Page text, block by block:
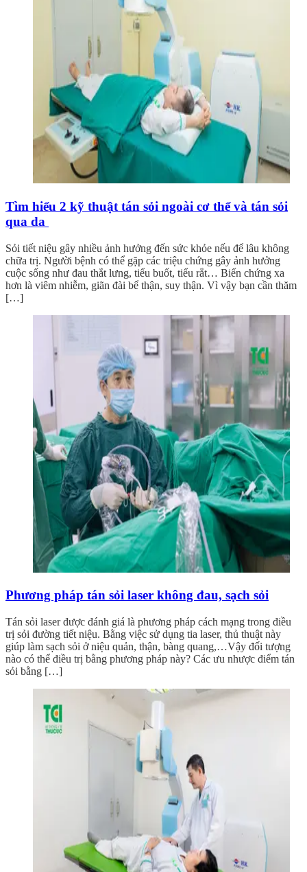
Tìm hiểu 2 kỹ thuật tán sỏi ngoài cơ thể và tán sỏi
qua da
Sỏi tiết niệu gây nhiều ảnh hưởng đến sức khỏe nếu để lâu không
chữa trị. Người bệnh có thể gặp các triệu chứng gây ảnh hưởng
cuộc sống như đau thắt lưng, tiểu buốt, tiểu rắt… Biến chứng xa
hơn là viêm nhiễm, giãn đài bể thận, suy thận. Vì vậy bạn cần thăm
[…]
Phương pháp tán sỏi laser không đau, sạch sỏi
Tán sỏi laser được đánh giá là phương pháp cách mạng trong điều
trị sỏi đường tiết niệu. Bằng việc sử dụng tia laser, thủ thuật này
giúp làm sạch sỏi ở niệu quản, thận, bàng quang,…Vậy đối tượng
nào có thể điều trị bằng phương pháp này? Các ưu nhược điểm tán
sỏi bằng […]